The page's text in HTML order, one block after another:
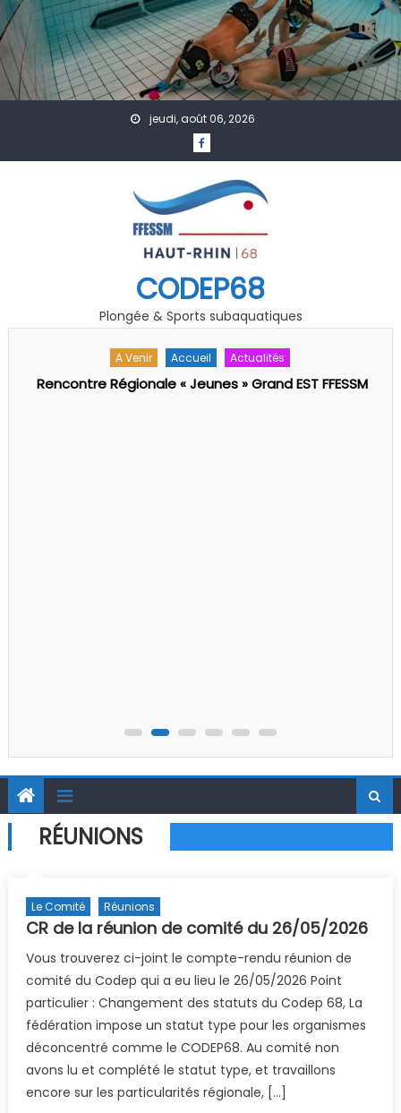
Skip to content
jeudi, août 06, 2026
CODEP68
Plongée & Sports subaquatiques
A Venir Accueil Actualités
Rencontre Régionale « Jeunes » Grand EST FFESSM
RÉUNIONS
Le Comité Réunions
CR de la réunion de comité du 26/05/2026
Vous trouverez ci-joint le compte-rendu réunion de
comité du Codep qui a eu lieu le 26/05/2026 Point
particulier : Changement des statuts du Codep 68, La
fédération impose un statut type pour les organismes
déconcentré comme le CODEP68. Au comité non
avons lu et complété le statut type, et travaillons
encore sur les particularités régionale, […]